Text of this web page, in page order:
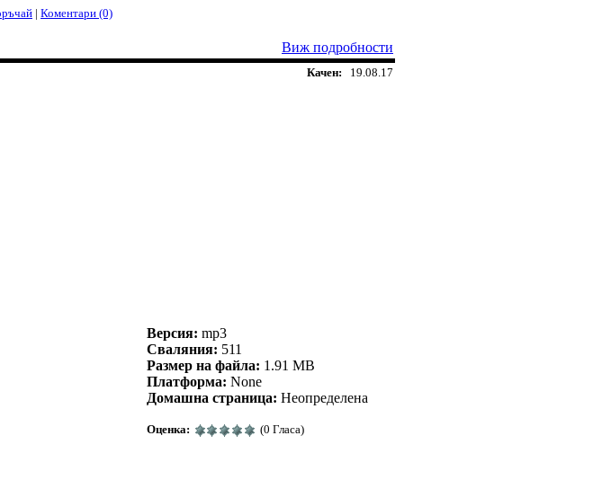
| Коментари (0)
Виж подробности
Качен: 19.08.17
Версия: mp3
Сваляния: 511
Размер на файла: 1.91 MB
Платформа: None
Домашна страница: Неопределена
Оценка: (0 Гласа)